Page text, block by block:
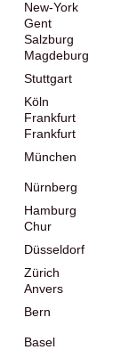
New-York
Gent
Salzburg
Magdeburg
Stuttgart
Köln
Frankfurt
Frankfurt
München
Nürnberg
Hamburg
Chur
Düsseldorf
Zürich
Anvers
Bern
Basel